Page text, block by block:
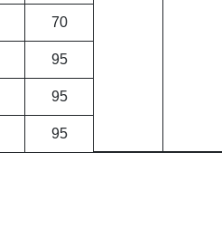
70
95
95
95